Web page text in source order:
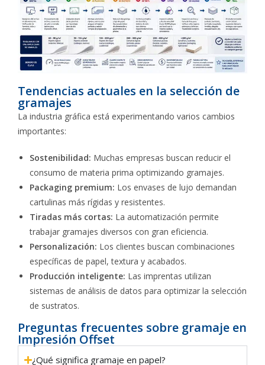
Tendencias actuales en la selección de
gramajes
La industria gráfica está experimentando varios cambios
importantes:
Sostenibilidad: Muchas empresas buscan reducir el
consumo de materia prima optimizando gramajes.
Packaging premium: Los envases de lujo demandan
cartulinas más rígidas y resistentes.
Tiradas más cortas: La automatización permite
trabajar gramajes diversos con gran eficiencia.
Personalización: Los clientes buscan combinaciones
específicas de papel, textura y acabados.
Producción inteligente: Las imprentas utilizan
sistemas de análisis de datos para optimizar la selección
de sustratos.
Preguntas frecuentes sobre gramaje en
Impresión Offset
¿Qué significa gramaje en papel?